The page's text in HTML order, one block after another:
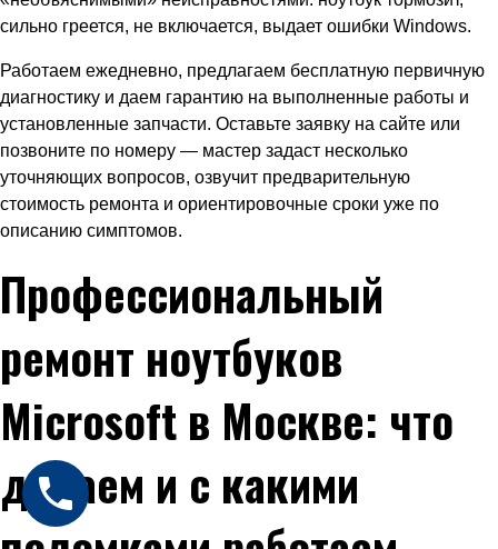
сильно греется, не включается, выдает ошибки Windows.
Работаем ежедневно, предлагаем бесплатную первичную
диагностику и даем гарантию на выполненные работы и
установленные запчасти. Оставьте заявку на сайте или
позвоните по номеру — мастер задаст несколько
уточняющих вопросов, озвучит предварительную
стоимость ремонта и ориентировочные сроки уже по
описанию симптомов.
Профессиональный
ремонт ноутбуков
Microsoft в Москве: что
делаем и с какими